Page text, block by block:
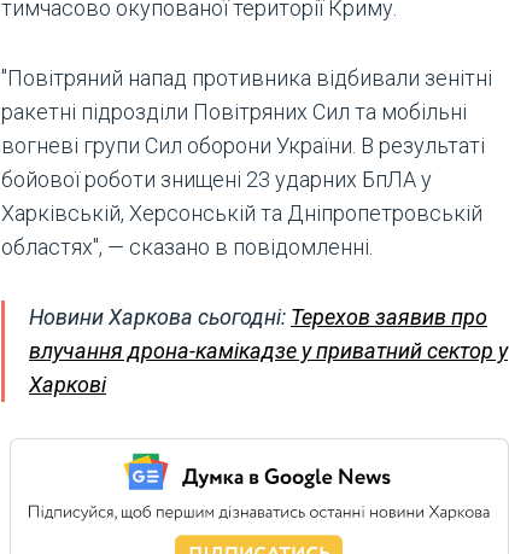
тимчасово окупованої території Криму.
"Повітряний напад противника відбивали зенітні
ракетні підрозділи Повітряних Сил та мобільні
вогневі групи Сил оборони України. В результаті
бойової роботи знищені 23 ударних БпЛА у
Харківській, Херсонській та Дніпропетровській
областях", — сказано в повідомленні.
Новини Харкова сьогодні: Терехов заявив про
влучання дрона-камікадзе у приватний сектор у
Харкові